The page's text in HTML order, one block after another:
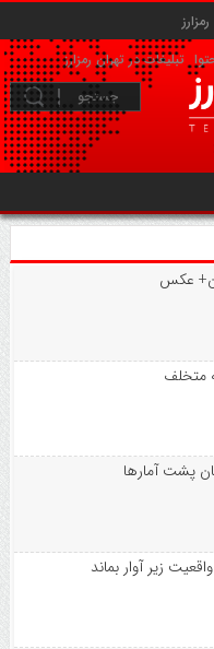
تبلیغات در تهران رمزارز
عکس
پشت آمارها
زیر آوار بماند